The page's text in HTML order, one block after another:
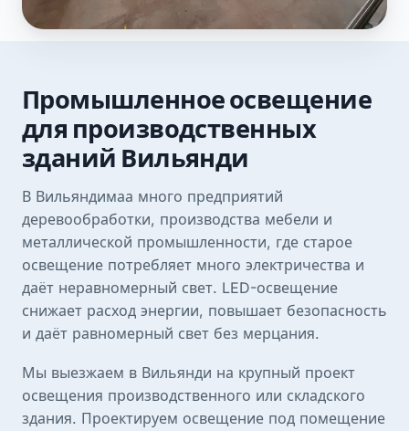
Промышленное освещение
для производственных
зданий Вильянди
В Вильяндимаа много предприятий
деревообработки, производства мебели и
металлической промышленности, где старое
освещение потребляет много электричества и
даёт неравномерный свет. LED-освещение
снижает расход энергии, повышает безопасность
и даёт равномерный свет без мерцания.
Мы выезжаем в Вильянди на крупный проект
освещения производственного или складского
здания. Проектируем освещение под помещение